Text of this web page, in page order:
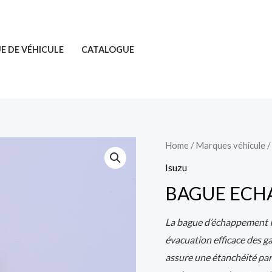
DE VÉHICULE CATALOGUE
Home /Marques véhicule /
Isuzu
BAGUE
La bague
évacuation efficace des
assure une étanchéité